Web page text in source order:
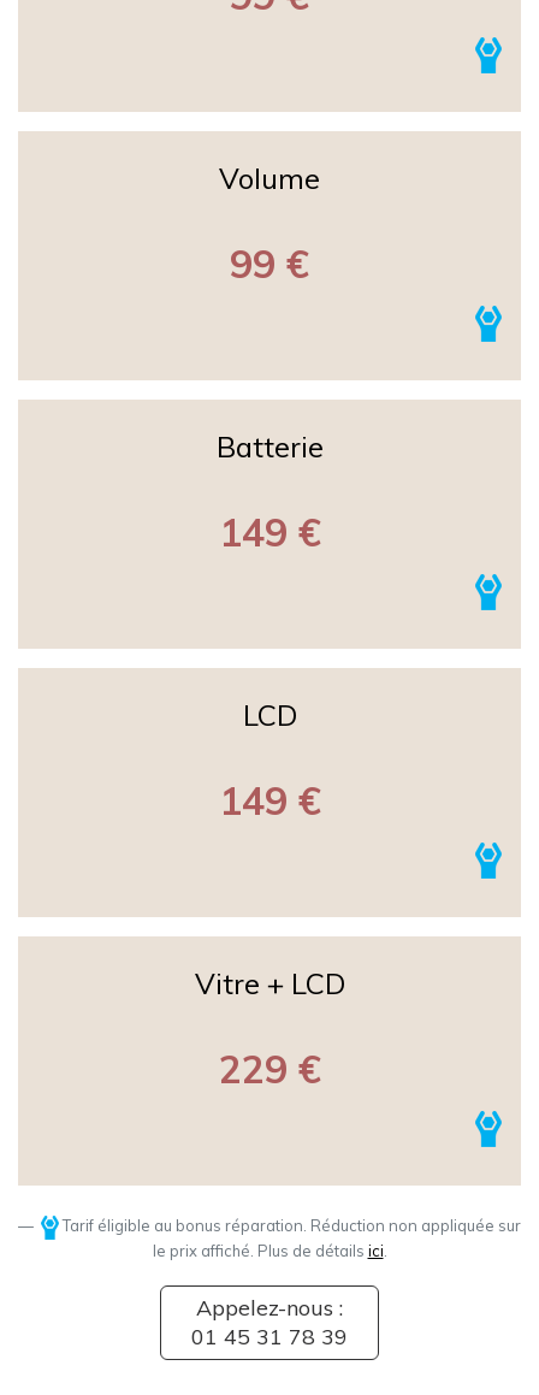
Volume
99 €
Batterie
149 €
LCD
149 €
Vitre + LCD
229 €
Tarif éligible au bonus réparation. Réduction non appliquée sur
le prix affiché. Plus de détails ici
Appelez-nous :
01 45 31 78 39